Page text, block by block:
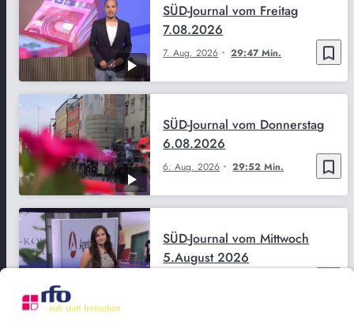
bookmark_border
7. Aug. 2026 29:47 Min.
SÜD-Journal vom Freitag
7.08.2026
bookmark_border
6. Aug. 2026 29:52 Min.
SÜD-Journal vom Donnerstag
6.08.2026
SÜD-Journal vom Mittwoch
5.August 2026